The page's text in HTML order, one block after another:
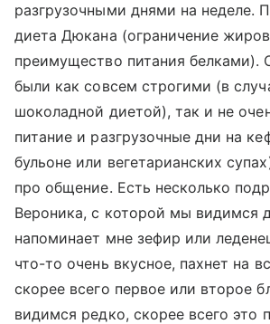
разгрузочными днями на неделе.
диета Дюкана (ограничение
преимущество питания белками).
были как совсем строгими (в
шоколадной диетой), так и не
питание и разгрузочные дни на
бульоне или вегетарианских
про общение. Есть несколько
Вероника, с которой мы видимся
напоминает мне зефир или
что-то очень вкусное, пахнет на
скорее всего первое или второе
видимся редко, скорее всего это